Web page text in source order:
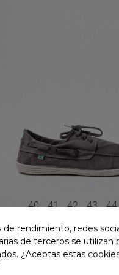
40 41 42 43
World
De Hombre Gris
rendimiento, redes
de terceros se utilizan
¿Aceptas estas